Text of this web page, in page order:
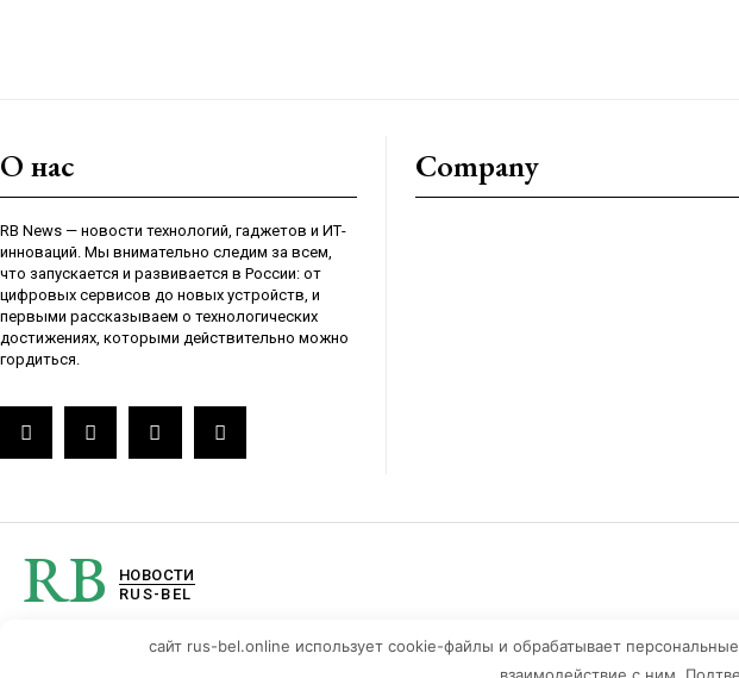
О нас
RB News — новости технологий, гаджетов и ИТ-
инноваций. Мы внимательно следим за всем,
что запускается и развивается в России: от
цифровых сервисов до новых устройств, и
первыми рассказываем о технологических
достижениях, которыми действительно можно
гордиться.
Company
RB
НОВОСТИ
RUS-BEL
© 2026 Все права защищены При
сайт rus-bel.online использует cookie-файлы и обрабатывает
взаимодействие с ним.